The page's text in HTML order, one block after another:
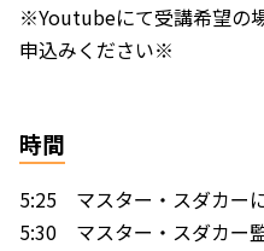
※Youtubeにて受講希望の
申込みください※
時間
5:25 マスター・スダカー
5:30 マスター・スダカー